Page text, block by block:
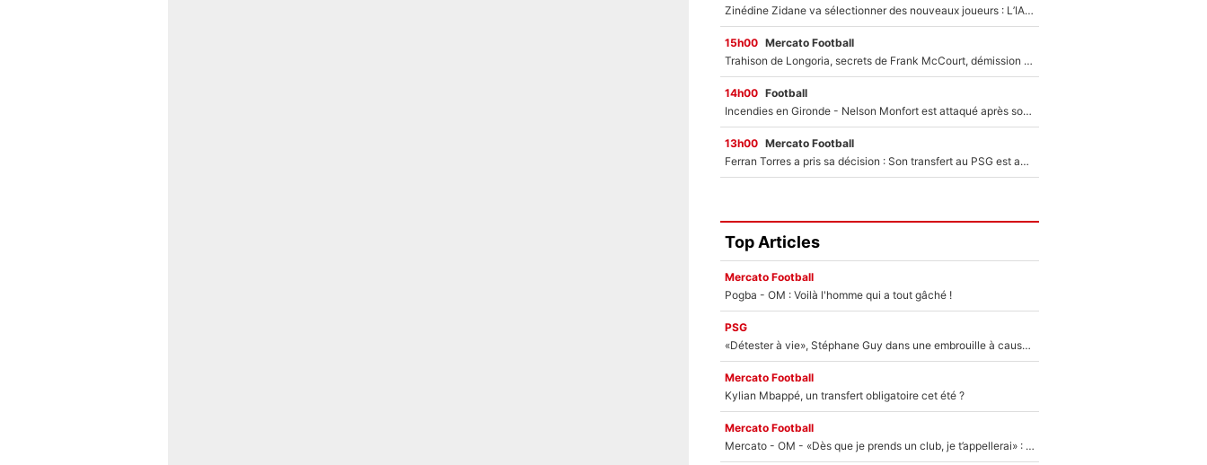
Zinédine Zidane va sélectionner des nouveaux joueurs : L’IA dévoile les 5 cracks qui pourraient rapidement le rejoindre en équipe de France !
15h00 Mercato Football
Trahison de Longoria, secrets de Frank McCourt, démission de Roberto De Zerbi : Medhi Benatia se lâche sur son départ de l'OM et fait d'importantes révélations
14h00 Football
Incendies en Gironde - Nelson Monfort est attaqué après son dérapage sur CNews : «Et lui, il prend combien pour parler dans un studio climatisé?»
13h00 Mercato Football
Ferran Torres a pris sa décision : Son transfert au PSG est annoncé en Espagne !
Top Articles
Mercato Football
Pogba - OM : Voilà l'homme qui a tout gâché !
PSG
«Détester à vie», Stéphane Guy dans une embrouille à cause du PSG !
Mercato Football
Kylian Mbappé, un transfert obligatoire cet été ?
Mercato Football
Mercato - OM - «Dès que je prends un club, je t’appellerai» : La promesse de Marcelino au moment de claquer la porte